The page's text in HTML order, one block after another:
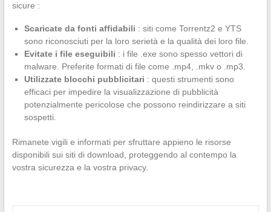
sicure :
Scaricate da fonti affidabili : siti come Torrentz2 e YTS
sono riconosciuti per la loro serietà e la qualità dei loro file.
Evitate i file eseguibili : i file .exe sono spesso vettori di
malware. Preferite formati di file come .mp4, .mkv o .mp3.
Utilizzate blocchi pubblicitari : questi strumenti sono
efficaci per impedire la visualizzazione di pubblicità
potenzialmente pericolose che possono reindirizzare a siti
sospetti.
Rimanete vigili e informati per sfruttare appieno le risorse
disponibili sui siti di download, proteggendo al contempo la
vostra sicurezza e la vostra privacy.